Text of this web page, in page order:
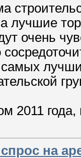
лучшие
очень
2011
на